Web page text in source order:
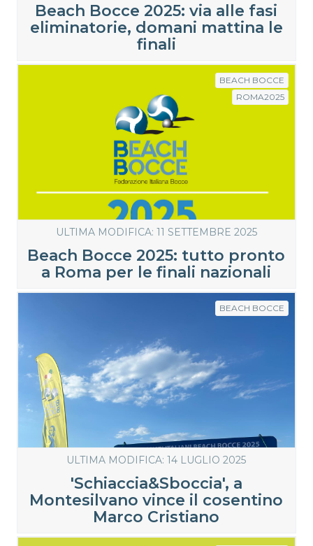
Beach Bocce 2025: via alle fasi
eliminatorie, domani mattina le
finali
ULTIMA MODIFICA: 11 SETTEMBRE 2025
Beach Bocce 2025: tutto pronto
a Roma per le finali nazionali
BEACH BOCCE
ROMA2025
ULTIMA MODIFICA: 14 LUGLIO 2025
'Schiaccia&Sboccia', a
Montesilvano vince il cosentino
Marco Cristiano
BEACH BOCCE